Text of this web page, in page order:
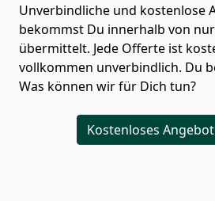
Unverbindliche und kostenlose
bekommst Du innerhalb von nur
übermittelt. Jede Offerte ist
vollkommen unverbindlich. Du
Was können wir für Dich tun?
Kostenloses